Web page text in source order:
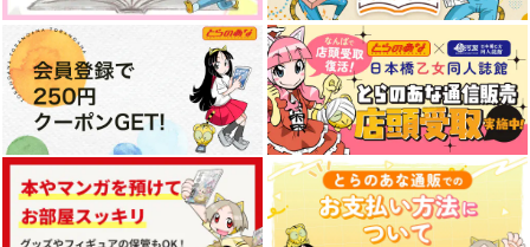
サンプル
作品詳細
サンプル
作品詳細
サンプル
作品詳細